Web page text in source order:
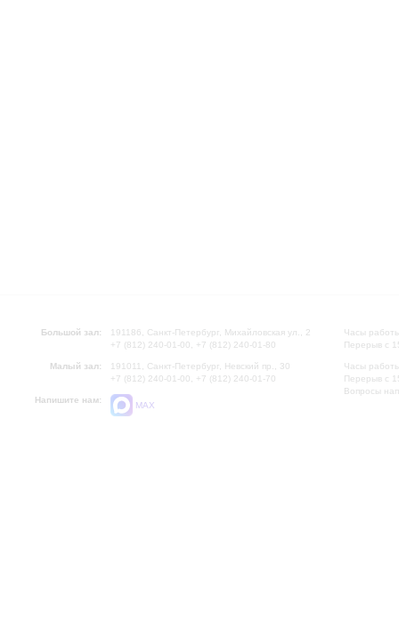
Большой зал:
191186, Санкт-Петербург, Михайловская ул., 2
+7 (812) 240-01-00, +7 (812) 240-01-80
Малый зал:
191011, Санкт-Петербург, Невский пр., 30
+7 (812) 240-01-00, +7 (812) 240-01-70
Напишите нам:
MAX
Часы
Перерыв с
Часы
Перерыв с
Вопросы